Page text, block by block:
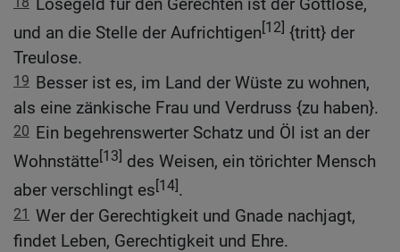
und an die Stelle der Aufrichtigen[12] {tritt} der
Treulose.
19 Besser ist es, im Land der Wüste zu wohnen,
als eine zänkische Frau und Verdruss {zu haben}.
20 Ein begehrenswerter Schatz und Öl ist an der
Wohnstätte[13] des Weisen, ein törichter Mensch
aber verschlingt es[14].
21 Wer der Gerechtigkeit und Gnade nachjagt,
findet Leben, Gerechtigkeit und Ehre.